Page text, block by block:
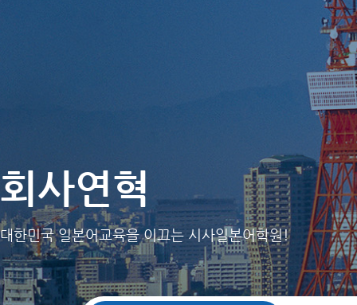
회사연혁
대한민국 일본어교육을 이끄는 시사일본어학원!